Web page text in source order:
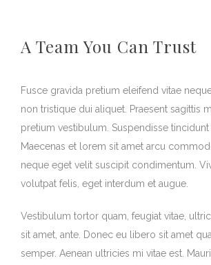
A Team You Can Trust
Fusce gravida pretium eleifend vitae
non tristique dui aliquet. Praesent sagittis
pretium vestibulum. Suspendisse tincidunt
Maecenas et lorem sit amet arcu
neque eget velit suscipit condimentum.
volutpat felis, eget interdum et augue.
Vestibulum tortor quam, feugiat vitae,
sit amet, ante. Donec eu libero sit amet
semper. Aenean ultricies mi vitae est.